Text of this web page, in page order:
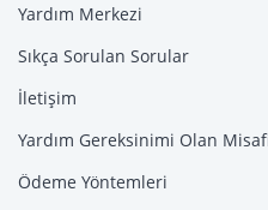
Yardım Merkezi
Sıkça Sorulan Sorular
İletişim
Yardım Gereksinimi Olan
Ödeme Yöntemleri